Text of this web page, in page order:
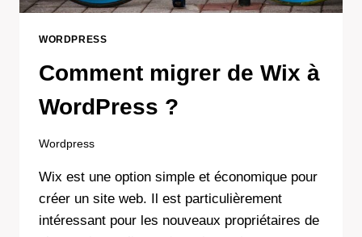
WORDPRESS
Comment migrer de Wix à
WordPress ?
Wordpress
Wix est une option simple et économique pour
créer un site web. Il est particulièrement
intéressant pour les nouveaux propriétaires de